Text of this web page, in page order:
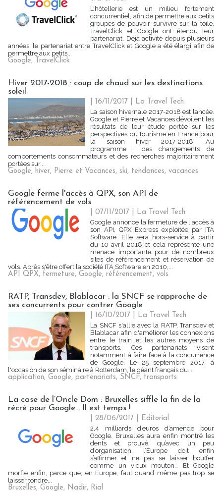
L'hôtellerie est un milieu fortement
concurrentiel, afin de permettre aux petits
groupes de pouvoir survivre sur la toile,
TravelClick et Google ont étendu leur
partenariat. Déjà activité depuis plusieurs
années, le partenariat entre TravelClick et Google a été élargi afin de
permettre aux petits...
Google, TravelClick
Hiver 2017-2018 : coup de chaud sur les destinations
soleil
| 16/11/2017
La Travel Tech
La saison hivernale 2017-2018 est lancée.
Google et Pierre et Vacances dévoilent les
résultats de leur étude portée sur les
perspectives du tourisme en France pour
la saison hiver 2017-2018. Au
programme : des changements de
comportements consommateurs et des recherches majoritairement
portées sur...
Google, hiver, Pierre et Vacances, ski, tendances, vacances
Google ferme l'accès à QPX, son API de
référencement de vols
| 07/11/2017
La Travel Tech
Google annonce la fermeture de l'accès à
son API, QPX Express exploitée par ITA
Software. Elle sera hors-service à partir
du 10 avril 2018 et cela représente une
menace importante pour de nombreux
sites de référencement et réservation de
vols. Après s'être offert la société ITA Software en 2010,...
API QPX, fermeture, Google, référencement, vols
RATP, Transdev, Blablacar : la SNCF se rapproche de
ses concurrents pour contrer Google
| 16/10/2017
La Travel Tech
La SNCF s'allie avec la RATP, Transdev et
Blablacar afin d'améliorer les connexions
entre le train et les autres moyens de
transports. Ces partenariats visent
notamment à faire face à la concurrence
de Google. Le 25 septembre 2017, à
l'occasion de son séminaire à Rotterdam, le géant français du...
application, Google, partenariats, SNCF, transports
La case de l’Oncle Dom : Bruxelles siffle la fin de la
récré pour Google… Il est temps !
| 28/06/2017
Editorial
2,4 milliards d’euros d’amende pour
Google. Bruxelles aura enfin montré les
dents et prouvé, qu’avec un peu
d’organisation, l’Europe doit enfin
s’affirmer et ne pas se laisser bouffer
comme un vieux mouton… Et Google
morfle enfin, parce que, en Europe, faut quand même pas trop se
laisser tondre...
Bruxelles, Google, Nadir, Rial